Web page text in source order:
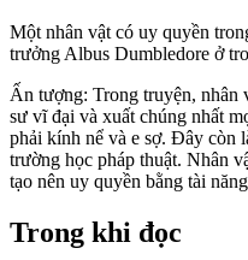
Một nhân vật có uy quyền
trưởng Albus Dumbledore ở
Ấn tượng: Trong truyện, nhân
sư vĩ đại và xuất chúng nhất
phải kính nể và e sợ. Đây còn
trường học pháp thuật. Nhân
tạo nên uy quyền bằng tài
Trong khi đọc